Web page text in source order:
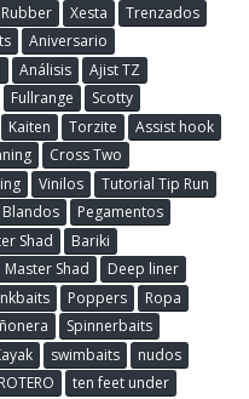
Xesta
Trenzados
Aniversario
Análisis
Ajist TZ
Fullrange
Scotty
Kaiten Torzite
Assist hook
Cross Two
Vinilos
Tutorial Tip Run
Blandos
Pegamentos
Shad
Bariki
Master Shad
Deep liner
Poppers
Ropa
Spinnerbaits
swimbaits
nudos
ten feet under